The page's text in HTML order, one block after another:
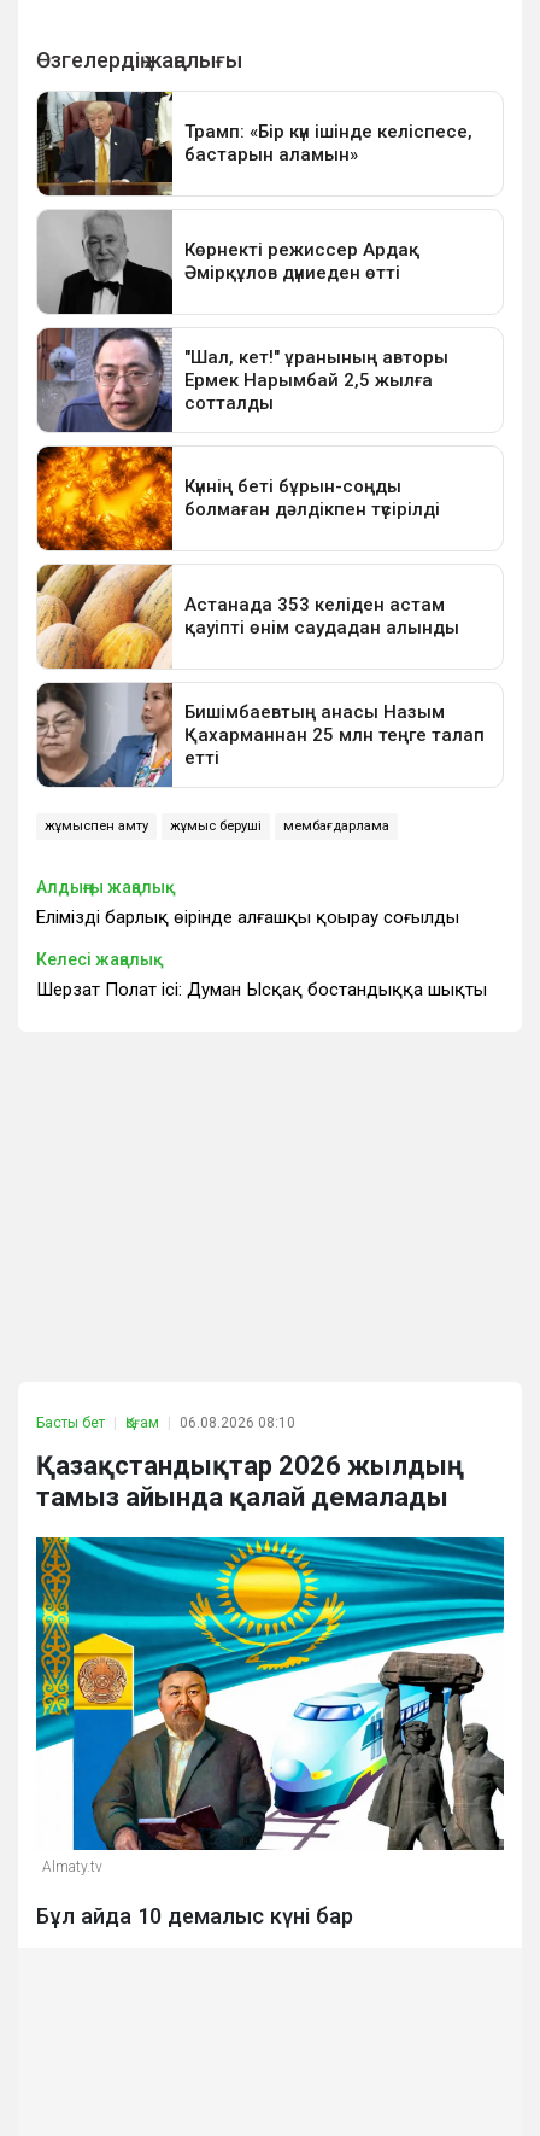
жұмыспен қамту жұмыс беруші мембағдарлама
Алдыңғы жаңалық
Еліміздің барлық өңірінде алғашқы қоңырау соғылды
Келесі жаңалық
Шерзат Полат ісі: Думан Ысқақ бостандыққа шықты
Басты бет Қоғам 06.08.2026 08:10
Қазақстандықтар 2026 жылдың
тамыз айында қалай демалады
Almaty.tv
Бұл айда 10 демалыс күні бар